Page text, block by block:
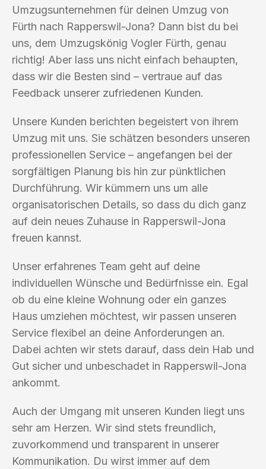
Umzugsunternehmen für deinen Umzug von
Fürth nach Rapperswil-Jona? Dann bist du bei
uns, dem Umzugskönig Vogler Fürth, genau
richtig! Aber lass uns nicht einfach behaupten,
dass wir die Besten sind – vertraue auf das
Feedback unserer zufriedenen Kunden.
Unsere Kunden berichten begeistert von ihrem
Umzug mit uns. Sie schätzen besonders unseren
professionellen Service – angefangen bei der
sorgfältigen Planung bis hin zur pünktlichen
Durchführung. Wir kümmern uns um alle
organisatorischen Details, so dass du dich ganz
auf dein neues Zuhause in Rapperswil-Jona
freuen kannst.
Unser erfahrenes Team geht auf deine
individuellen Wünsche und Bedürfnisse ein. Egal
ob du eine kleine Wohnung oder ein ganzes
Haus umziehen möchtest, wir passen unseren
Service flexibel an deine Anforderungen an.
Dabei achten wir stets darauf, dass dein Hab und
Gut sicher und unbeschadet in Rapperswil-Jona
ankommt.
Auch der Umgang mit unseren Kunden liegt uns
sehr am Herzen. Wir sind stets freundlich,
zuvorkommend und transparent in unserer
Kommunikation. Du wirst immer auf dem